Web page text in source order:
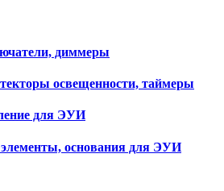
диммеры
освещенности, таймеры
для ЭУИ
основания для ЭУИ